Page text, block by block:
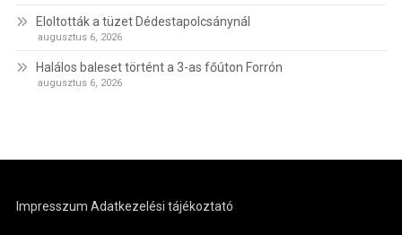
Eloltották a tüzet Dédestapolcsánynál
augusztus 6, 2026
Halálos baleset történt a 3-as főúton Forrón
augusztus 6, 2026
Impresszum Adatkezelési tájékoztató